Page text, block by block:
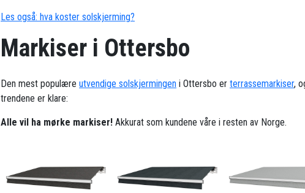
Les også: hva koster solskjerming?
Markiser i Ottersbo
Den mest populære utvendige solskjermingen i Ottersbo er terrassemarkiser,
trendene er klare:
Alle vil ha mørke markiser! Akkurat som kundene våre i resten av Norge.